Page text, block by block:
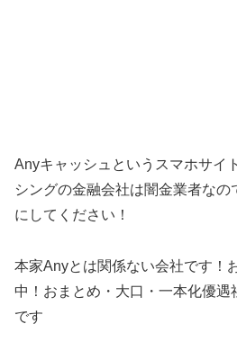
Anyキャッシュというスマホサイ
シングの金融会社は闇金業者なの
にしてください！
本家Anyとは関係ない会社です！
中！おまとめ・大口・一本化優遇
です